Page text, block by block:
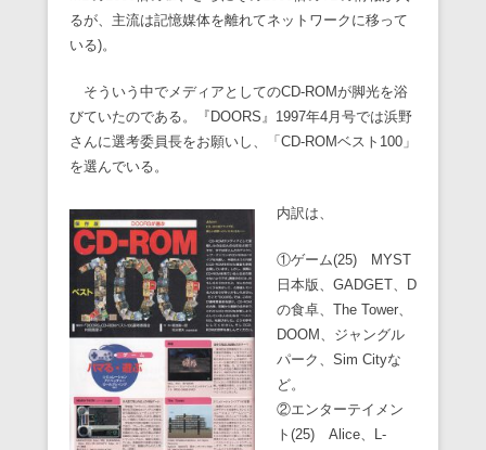
るが、主流は記憶媒体を離れてネットワークに移って
いる)。
そういう中でメディアとしてのCD-ROMが脚光を浴
びていたのである。『DOORS』1997年4月号では浜野
さんに選考委員長をお願いし、「CD-ROMベスト100」
を選んでいる。
内訳は、
①ゲーム(25) MYST
日本版、GADGET、D
の食卓、The Tower、
DOOM、ジャングル
パーク、Sim Cityな
ど。
②エンターテイメン
ト(25) Alice、L-